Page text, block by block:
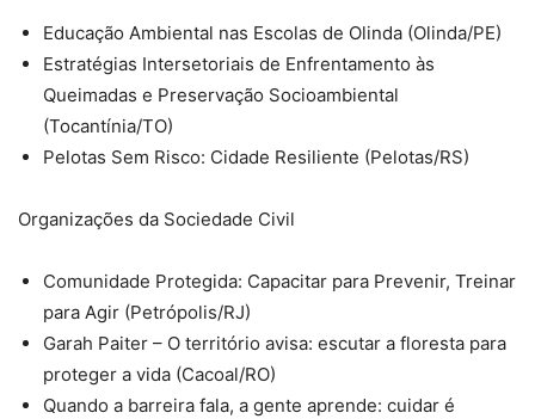
Educação Ambiental nas Escolas de Olinda (Olinda/PE)
Estratégias Intersetoriais de Enfrentamento às
Queimadas e Preservação Socioambiental
(Tocantínia/TO)
Pelotas Sem Risco: Cidade Resiliente (Pelotas/RS)
Organizações da Sociedade Civil
Comunidade Protegida: Capacitar para Prevenir, Treinar
para Agir (Petrópolis/RJ)
Garah Paiter – O território avisa: escutar a floresta para
proteger a vida (Cacoal/RO)
Quando a barreira fala, a gente aprende: cuidar é